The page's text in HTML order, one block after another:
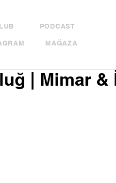
PODCAST
MAĞAZA
| Mimar